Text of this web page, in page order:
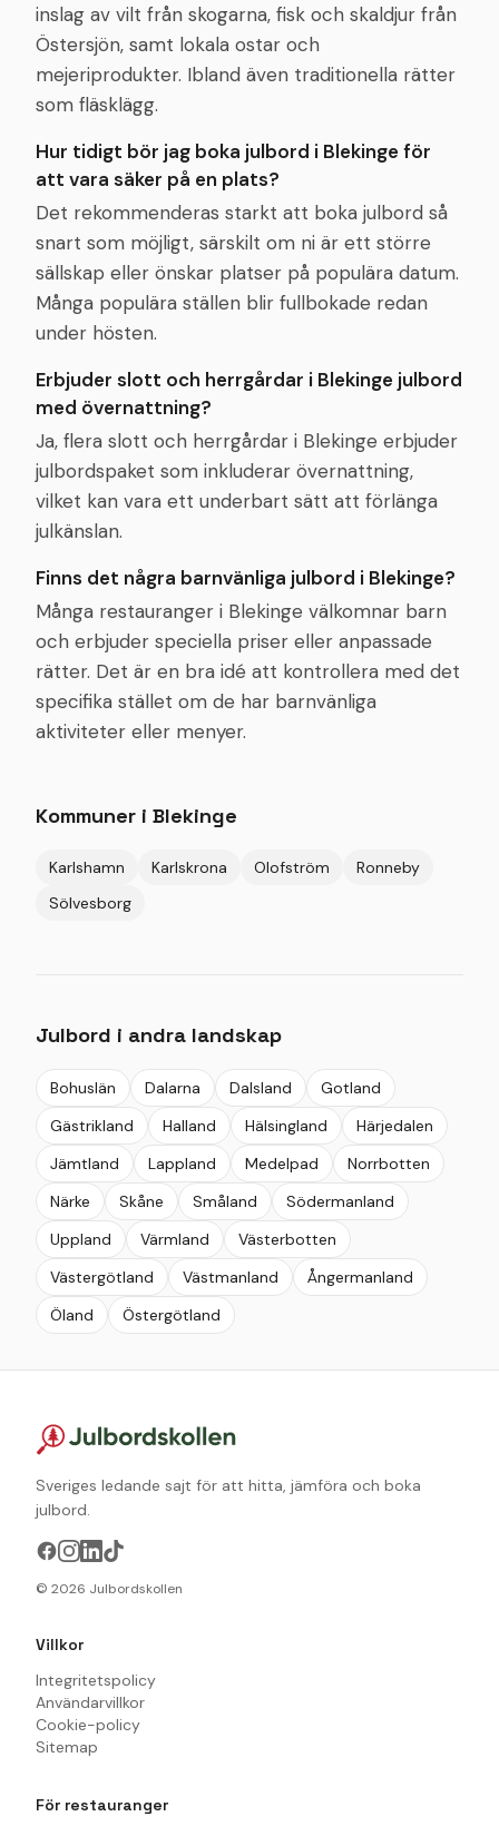
inslag av vilt från skogarna, fisk och skaldjur från
Östersjön, samt lokala ostar och
mejeriprodukter. Ibland även traditionella rätter
som fläsklägg.
Hur tidigt bör jag boka julbord i Blekinge för
att vara säker på en plats?
Det rekommenderas starkt att boka julbord så
snart som möjligt, särskilt om ni är ett större
sällskap eller önskar platser på populära datum.
Många populära ställen blir fullbokade redan
under hösten.
Erbjuder slott och herrgårdar i Blekinge julbord
med övernattning?
Ja, flera slott och herrgårdar i Blekinge erbjuder
julbordspaket som inkluderar övernattning,
vilket kan vara ett underbart sätt att förlänga
julkänslan.
Finns det några barnvänliga julbord i Blekinge?
Många restauranger i Blekinge välkomnar barn
och erbjuder speciella priser eller anpassade
rätter. Det är en bra idé att kontrollera med det
specifika stället om de har barnvänliga
aktiviteter eller menyer.
Kommuner i Blekinge
Karlshamn Karlskrona Olofström
Ronneby
Sölvesborg
Julbord i andra landskap
Bohuslän Dalarna Dalsland
Gotland
Gästrikland
Halland Hälsingland
Härjedalen
Jämtland
Lappland Medelpad
Norrbotten
Närke
Skåne Småland
Södermanland
Uppland
Värmland
Västerbotten
Västergötland
Västmanland
Ångermanland
Öland
Östergötland
Sveriges ledande sajt för att hitta, jämföra och boka
julbord.
© 2026 Julbordskollen
Villkor
Integritetspolicy
Användarvillkor
Cookie-policy
Sitemap
För restauranger